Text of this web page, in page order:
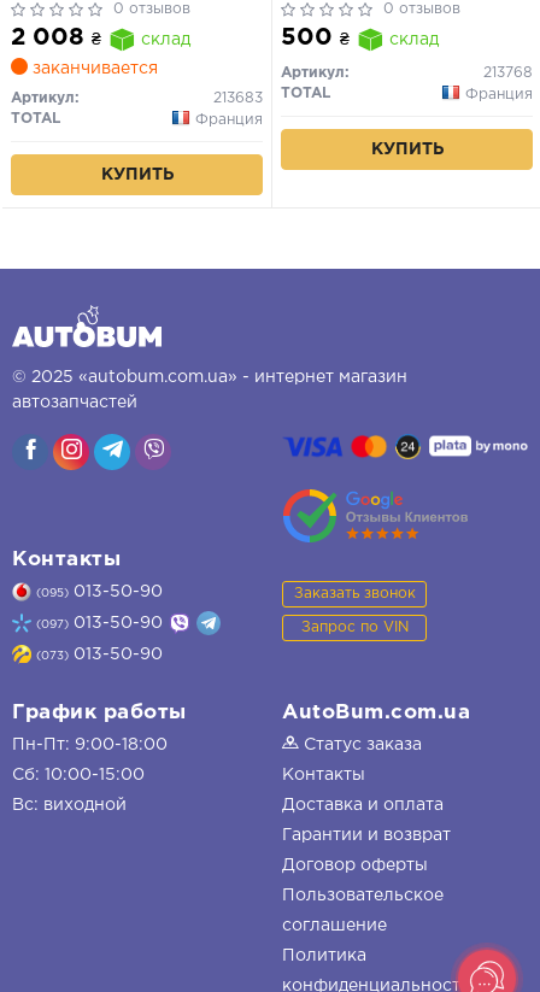
0 отзывов
2 008 ₴
склад
заканчивается
Артикул:
213683
TOTAL
Франция
КУПИТЬ
0 отзывов
500 ₴ склад
Артикул:
213768
TOTAL
Франция
КУПИТЬ
© 2025 «autobum.com.ua» - интернет магазин
автозапчастей
Контакты
(095) 013-50-90
(097) 013-50-90
(073) 013-50-90
Заказать звонок
Запрос по VIN
График работы
Пн-Пт: 9:00-18:00
Сб: 10:00-15:00
Вс: виходной
AutoBum.com.ua
Статус заказа
Контакты
Доставка и оплата
Гарантии и возврат
Договор оферты
Пользовательское
соглашение
Политика
конфиденциальности